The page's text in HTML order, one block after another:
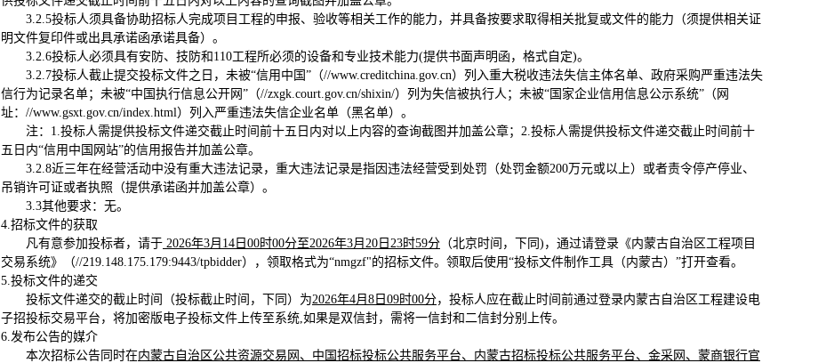
3.2.5投标人须具备协助招标人完成项目工程的申报、验收等相关工作的能力，并具备按要求取得相关批复或文件的能力（须提供相关证
明文件复印件或出具承诺函承诺具备）。
3.2.6投标人必须具有安防、技防和110工程所必须的设备和专业技术能力(提供书面声明函，格式自定)。
3.2.7投标人截止提交投标文件之日，未被“信用中国”（//www.creditchina.gov.cn）列入重大税收违法失信主体名单、政府采购严重违法失
信行为记录名单；未被“中国执行信息公开网”（//zxgk.court.gov.cn/shixin/）列为失信被执行人；未被“国家企业信用信息公示系统”（网
址：//www.gsxt.gov.cn/index.html）列入严重违法失信企业名单（黑名单）。
注：1.投标人需提供投标文件递交截止时间前十五日内对以上内容的查询截图并加盖公章；2.投标人需提供投标文件递交截止时间前十
五日内“信用中国网站”的信用报告并加盖公章。
3.2.8近三年在经营活动中没有重大违法记录，重大违法记录是指因违法经营受到处罚（处罚金额200万元或以上）或者责令停产停业、
吊销许可证或者执照（提供承诺函并加盖公章）。
3.3其他要求：无。
4.招标文件的获取
凡有意参加投标者，请于 2026年3月 14 日 00时00分至2026年3月 20 日 23时59分 （北京时间，下同)，通过请登录《内蒙古自治区工程项目
交易系统》（//219.148.175.179:9443/tpbidder），领取格式为“nmgzf"的招标文件。领取后使用“投标文件制作工具（内蒙古）”打开查看。
5.投标文件的递交
投标文件递交的截止时间（投标截止时间，下同）为2026年4月 8 日 09时00分，投标人应在截止时间前通过登录内蒙古自治区工程建设电
子招投标交易平台，将加密版电子投标文件上传至系统,如果是双信封，需将一信封和二信封分别上传。
6.发布公告的媒介
本次招标公告同时在内蒙古自治区公共资源交易网、中国招标投标公共服务平台、内蒙古招标投标公共服务平台、金采网、蒙商银行官